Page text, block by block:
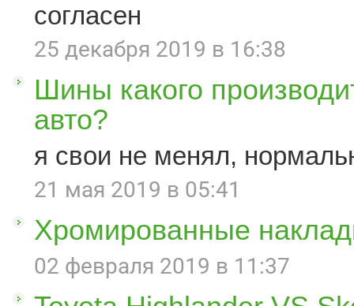
согласен
25 декабря 2019 в 16:38
Шины какого
авто?
я свои не менял,
21 мая 2019 в 05:41
Хромированные
02 февраля 2019 в 11:37